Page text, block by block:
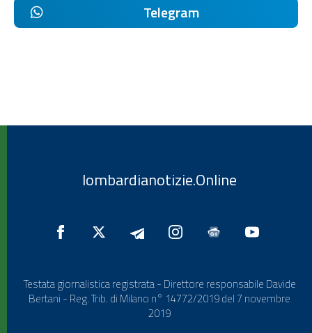
Telegram
lombardianotizie.Online
Testata giornalistica registrata - Direttore responsabile Davide
Bertani - Reg. Trib. di Milano n° 14772/2019 del 7 novembre
2019